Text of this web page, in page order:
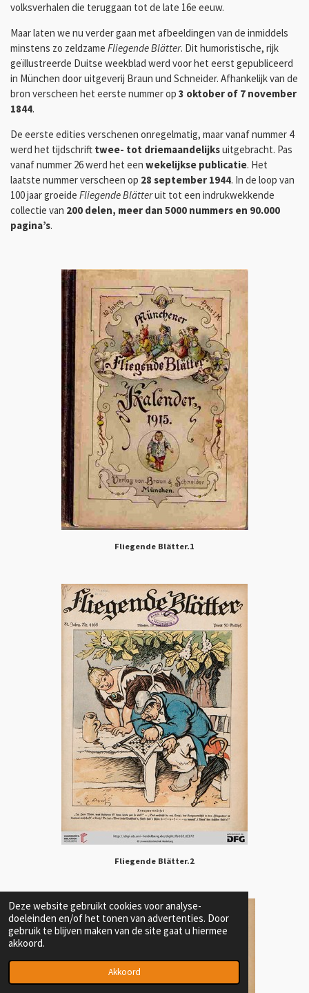
Deze website gebruikt cookies voor analyse-
doeleinden en/of het tonen van advertenties. Door
gebruik te blijven maken van de site gaat u hiermee
akkoord.
Akkoord
volksverhalen die teruggaan tot de late 16e eeuw.
Maar laten we nu verder gaan met afbeeldingen van de inmiddels
minstens zo zeldzame Fliegende Blätter. Dit humoristische, rijk
geïllustreerde Duitse weekblad werd voor het eerst gepubliceerd
in München door uitgeverij Braun und Schneider. Afhankelijk van de
bron verscheen het eerste nummer op 3 oktober of 7 november
1844.
De eerste edities verschenen onregelmatig, maar vanaf nummer 4
werd het tijdschrift twee- tot driemaandelijksuitgebracht. Pas
vanaf nummer 26 werd het een wekelijkse publicatie. Het
laatste nummer verscheen op 28 september 1944. In de loop van
100 jaar groeide Fliegende Blätteruit tot een indrukwekkende
collectie van 200 delen, meer dan 5000 nummers en 90.000
pagina’s.
Fliegende Blätter.1
Fliegende Blätter.2